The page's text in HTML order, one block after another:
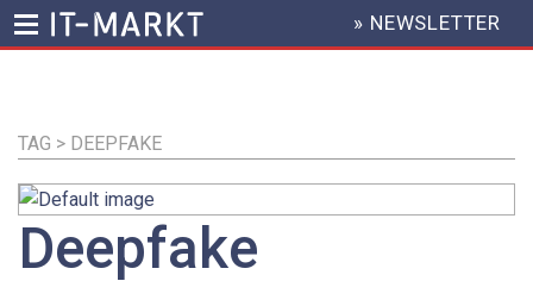
Inhalt
HEADER
MENU
» NEWSLETTER
TAG > DEEPFAKE
Deepfake